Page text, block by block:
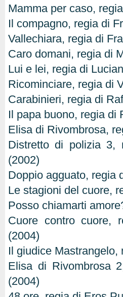
Mamma per caso,
Il compagno, regia di
Vallechiara, regia di
Caro domani, regia di
Lui e lei, regia di
Ricominciare, regia di
Carabinieri, regia di
Il papa buono, regia di
Elisa di Rivombrosa,
Distretto di polizia 3,
(2002)
Doppio agguato, regia
Le stagioni del cuore,
Posso chiamarti
Cuore contro cuore,
(2004)
Il giudice
Elisa di Rivombrosa
(2004)